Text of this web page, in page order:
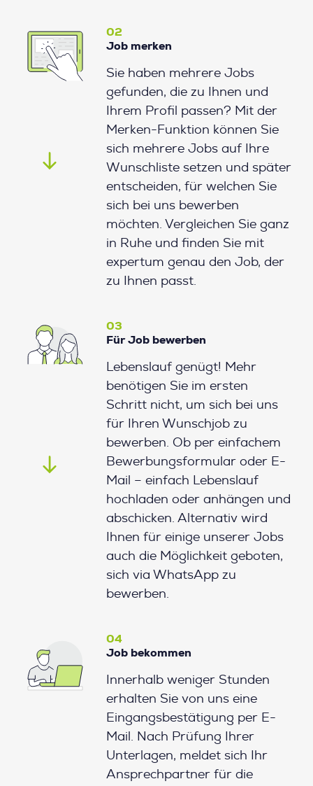
02
Job merken
Sie haben mehrere Jobs
gefunden, die zu Ihnen und
Ihrem Profil passen? Mit der
Merken-Funktion können Sie
sich mehrere Jobs auf Ihre
Wunschliste setzen und später
entscheiden, für welchen Sie
sich bei uns bewerben
möchten. Vergleichen Sie ganz
in Ruhe und finden Sie mit
expertum genau den Job, der
zu Ihnen passt.
03
Für Job bewerben
Lebenslauf genügt! Mehr
benötigen Sie im ersten
Schritt nicht, um sich bei uns
für Ihren Wunschjob zu
bewerben. Ob per einfachem
Bewerbungsformular oder E-
Mail – einfach Lebenslauf
hochladen oder anhängen und
abschicken. Alternativ wird
Ihnen für einige unserer Jobs
auch die Möglichkeit geboten,
sich via WhatsApp zu
bewerben.
04
Job bekommen
Innerhalb weniger Stunden
erhalten Sie von uns eine
Eingangsbestätigung per E-
Mail. Nach Prüfung Ihrer
Unterlagen, meldet sich Ihr
Ansprechpartner für die